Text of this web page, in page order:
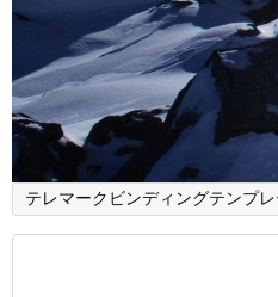
テレマークビンディングテンプレ